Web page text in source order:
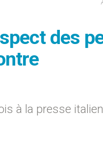
des
à la presse